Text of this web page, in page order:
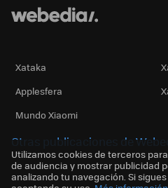
Xataka
Applesfera
Mundo Xiaomi
Otras publicaciones de
Utilizamos cookies de terceros
de audiencia y mostrar publicidad
analizando tu navegación. Si